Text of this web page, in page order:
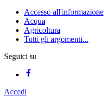
Accesso all'informazione
Acqua
Agricoltura
Tutti gli argomenti...
Seguici su
Accedi